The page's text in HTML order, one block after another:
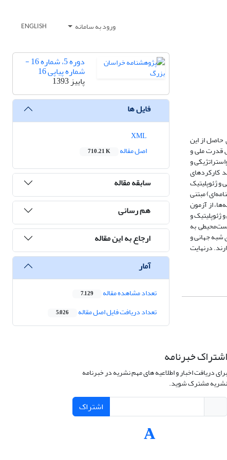
ورود به سامانه ENGLISH
از این
قدرت ملی و
و
کارکردهای
ژئوپلیتیک
مبتنی
از آزمون
و
به
شهرهای شبه جهانی و
درنهایت
دوره 5، شماره 16 -
شماره پیاپی 16
پاییز 1393
فایل ها
اصل مقاله
710.21 K
سابقه مقاله
هم رسانی
ارجاع به این مقاله
آمار
تعداد مشاهده مقاله 7,129
تعداد دریافت فایل اصل مقاله 5,026
اشتراک خبرنامه
برای دریافت اخبار و اطلاعیه های مهم نشریه در خبرنامه
نشریه مشترک شوید.
اشتراک